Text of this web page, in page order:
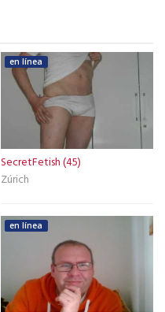
en línea
SecretFetish (45)
Zúrich
en línea